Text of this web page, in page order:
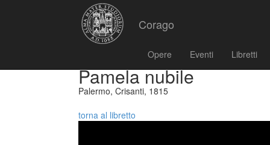
Corago
Opere Eventi Libretti
Pamela nubile
Palermo, Crisanti, 1815
torna al libretto